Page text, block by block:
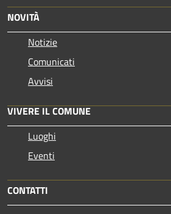
NOVITÀ
Notizie
Comunicati
Avvisi
VIVERE IL COMUNE
Luoghi
Eventi
CONTATTI